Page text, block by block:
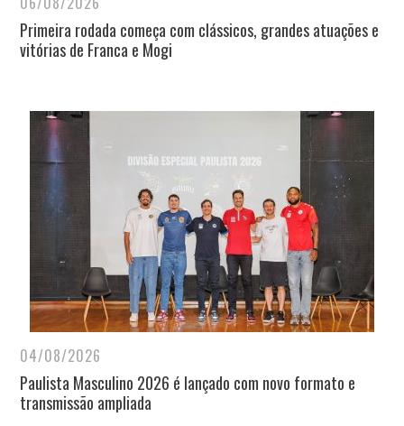
Primeira rodada começa com clássicos, grandes atuações e
vitórias de Franca e Mogi
04/08/2026
Paulista Masculino 2026 é lançado com novo formato e
transmissão ampliada